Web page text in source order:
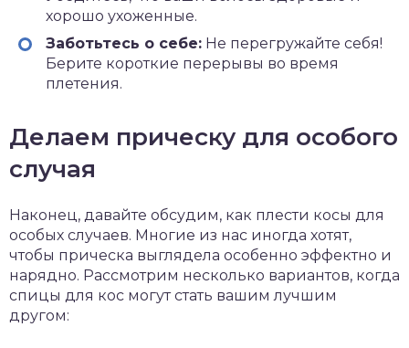
хорошо ухоженные.
Заботьтесь о себе: Не перегружайте себя!
Берите короткие перерывы во время
плетения.
Делаем прическу для особого
случая
Наконец, давайте обсудим, как плести косы для
особых случаев. Многие из нас иногда хотят,
чтобы прическа выглядела особенно эффектно и
нарядно. Рассмотрим несколько вариантов, когда
спицы для кос могут стать вашим лучшим
другом: